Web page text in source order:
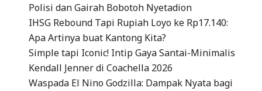
Polisi dan Gairah Bobotoh Nyetadion
IHSG Rebound Tapi Rupiah Loyo ke Rp17.140:
Apa Artinya buat Kantong Kita?
Simple tapi Iconic! Intip Gaya Santai-Minimalis
Kendall Jenner di Coachella 2026
Waspada El Nino Godzilla: Dampak Nyata bagi